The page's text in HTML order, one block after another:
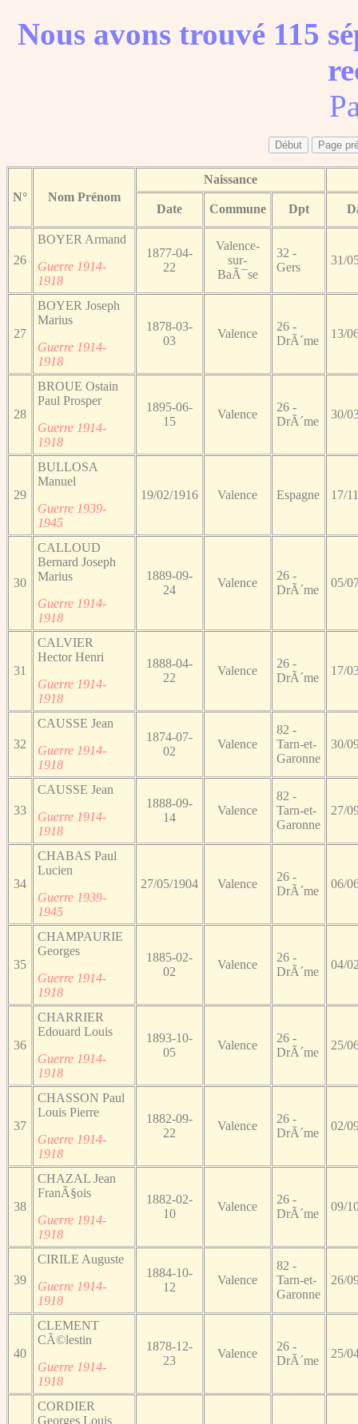
Nous avons trouvé 115
N° Nom Prénom
Naissance
Date Commune Dpt
26
BOYER Armand
Guerre 1914-
1918
1877-04-
22
Valence-
sur-
BaÃ¯se
32 -
Gers
31/
27
BOYER Joseph
Marius
Guerre 1914-
1918
1878-03-
03
Valence
26 -
DrÃ´me
13/
28
BROUE Ostain
Paul Prosper
Guerre 1914-
1918
1895-06-
15
Valence
26 -
DrÃ´me
30/
29
BULLOSA
Manuel
Guerre 1939-
1945
19/02/1916 Valence Espagne 17/
30
CALLOUD
Bernard Joseph
Marius
Guerre 1914-
1918
1889-09-
24
Valence
26 -
DrÃ´me
05/
31
CALVIER
Hector Henri
Guerre 1914-
1918
1888-04-
22
Valence
26 -
DrÃ´me
17/
32
CAUSSE Jean
Guerre 1914-
1918
1874-07-
02
Valence
82 -
Tarn-et-
Garonne
30/
33
CAUSSE Jean
Guerre 1914-
1918
1888-09-
14
Valence
82 -
Tarn-et-
Garonne
27/
34
CHABAS Paul
Lucien
Guerre 1939-
1945
27/05/1904 Valence
26 -
DrÃ´me
06/
35
CHAMPAURIE
Georges
Guerre 1914-
1918
1885-02-
02
Valence
26 -
DrÃ´me
04/
36
CHARRIER
Edouard Louis
Guerre 1914-
1918
1893-10-
05
Valence
26 -
DrÃ´me
25/
37
CHASSON Paul
Louis Pierre
Guerre 1914-
1918
1882-09-
22
Valence
26 -
DrÃ´me
02/
38
CHAZAL Jean
FranÃ§ois
Guerre 1914-
1918
1882-02-
10
Valence
26 -
DrÃ´me
09/
39
CIRILE Auguste
Guerre 1914-
1918
1884-10-
12
Valence
82 -
Tarn-et-
Garonne
26/
40
CLEMENT
CÃ©lestin
Guerre 1914-
1918
1878-12-
23
Valence
26 -
DrÃ´me
25/
CORDIER
Georges Louis